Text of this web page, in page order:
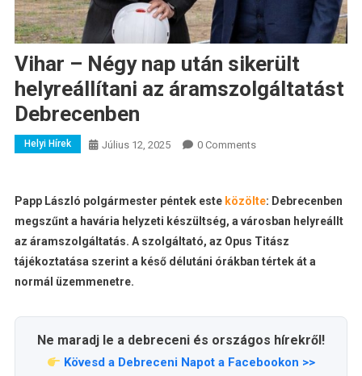
Vihar – Négy nap után sikerült
helyreállítani az áramszolgáltatást
Debrecenben
Helyi Hírek Július 12, 2025 0 Comments
Papp László polgármester péntek este közölte: Debrecenben
megszűnt a havária helyzeti készültség, a városban helyreállt
az áramszolgáltatás. A szolgáltató, az Opus Titász
tájékoztatása szerint a késő délutáni órákban tértek át a
normál üzemmenetre.
Ne maradj le a debreceni és országos hírekről!
Kövesd a Debreceni Napot a Facebookon >>